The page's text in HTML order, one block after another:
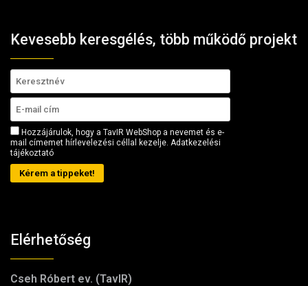
Kevesebb keresgélés, több működő projekt
Hozzájárulok, hogy a TavIR WebShop a nevemet és e-
mail címemet hírlevelezési céllal kezelje. Adatkezelési
tájékoztató
Kérem a tippeket!
Elérhetőség
Cseh Róbert ev. (TavIR)